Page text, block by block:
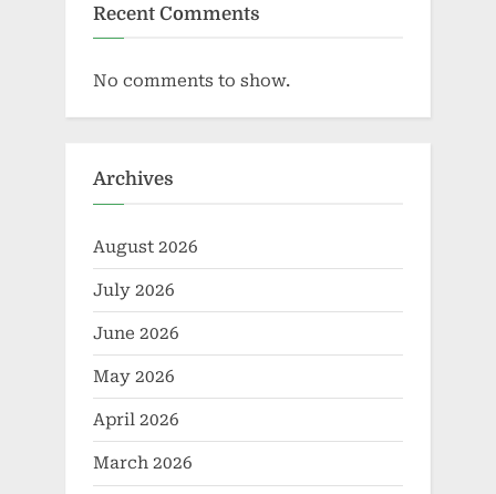
Recent Comments
No comments to show.
Archives
August 2026
July 2026
June 2026
May 2026
April 2026
March 2026